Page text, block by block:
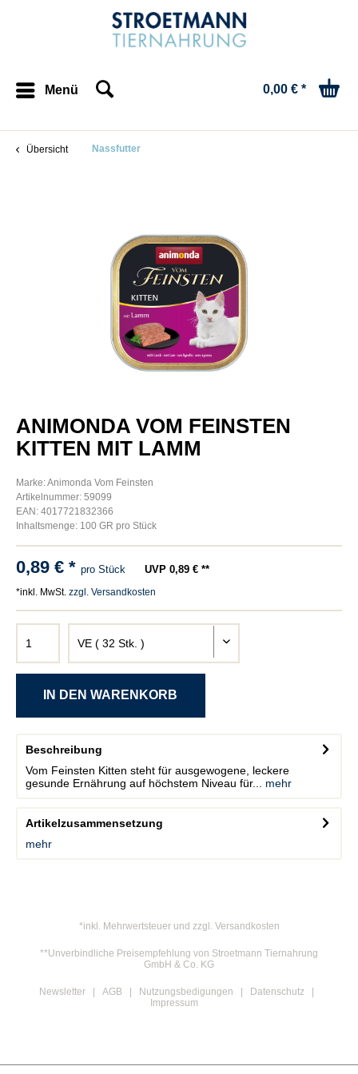
Menü 0,00 € *
Übersicht Nassfutter
ANIMONDA VOM FEINSTEN
KITTEN MIT LAMM
Marke: Animonda Vom Feinsten
Artikelnummer: 59099
EAN: 4017721832366
Inhaltsmenge: 100 GR pro Stück
0,89 € * pro Stück UVP 0,89 € **
*inkl. MwSt. zzgl. Versandkosten
Beschreibung
Vom Feinsten Kitten steht für ausgewogene, leckere
gesunde Ernährung auf höchstem Niveau für...
mehr
Artikelzusammensetzung
mehr
*inkl. Mehrwertsteuer und zzgl. Versandkosten
**Unverbindliche Preisempfehlung von Stroetmann Tiernahrung
GmbH & Co. KG
Newsletter AGB Nutzungsbedigungen
Datenschutz
Impressum